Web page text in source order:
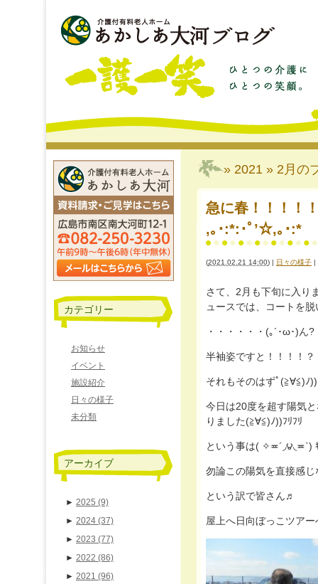
» 2021 » 2月 の
急に春！！！！
,｡･:*:･ﾟ’☆,｡･:*
(2021.02.21 14:00) | 日々の様子 |
さて、2月も下旬に入り
ュースでは、コートを
・・・・・・(｡´･ω･)ん?
半袖姿ですと！！！！？
それもそのはずﾟ(≧∀≦)ﾉ))
今日は20度を超す陽気
りました(≧∀≦)ﾉ))ﾌﾘﾌﾘ
という事は( ✧≖´◞౪◟≖`)
勿論この陽気を直接感
という訳で皆さん♬
屋上へ日向ぼっこツア
カテゴリー
お知らせ
イベント
施設紹介
日々の様子
未分類
アーカイブ
► 2025 (9)
► 2024 (37)
► 2023 (77)
► 2022 (86)
► 2021 (96)